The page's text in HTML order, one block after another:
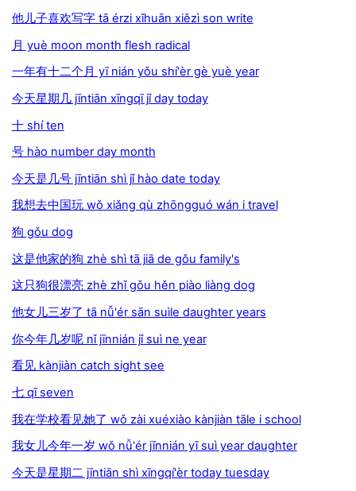
他儿子喜欢写字 tā érzi xǐhuān xiězì son write
月 yuè moon month flesh radical
一年有十二个月 yī nián yǒu shí'èr gè yuè year
今天星期几 jīntiān xīngqī jǐ day today
十 shí ten
号 hào number day month
今天是几号 jīntiān shì jǐ hào date today
我想去中国玩 wǒ xiǎng qù zhōngguó wán i travel
狗 gǒu dog
这是他家的狗 zhè shì tā jiā de gǒu family's
这只狗很漂亮 zhè zhǐ gǒu hěn piào liàng dog
他女儿三岁了 tā nǚ'ér sān suìle daughter years
你今年几岁呢 nǐ jīnnián jǐ suì ne year
看见 kànjiàn catch sight see
七 qī seven
我在学校看见她了 wǒ zài xuéxiào kànjiàn tāle i school
我女儿今年一岁 wǒ nǚ'ér jīnnián yī suì year daughter
今天是星期二 jīntiān shì xīngqí'èr today tuesday